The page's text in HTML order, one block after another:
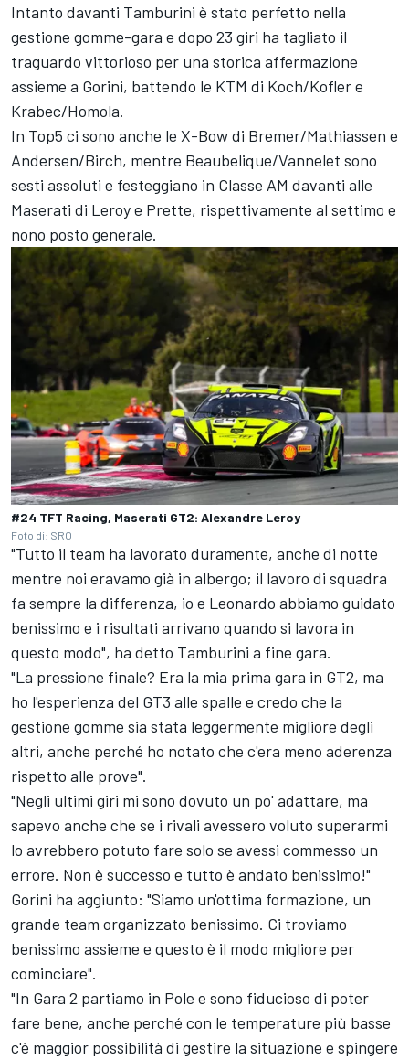
Intanto davanti Tamburini è stato perfetto nella
gestione gomme-gara e dopo 23 giri ha tagliato il
traguardo vittorioso per una storica affermazione
assieme a Gorini, battendo le KTM di Koch/Kofler e
Krabec/Homola.
In Top5 ci sono anche le X-Bow di Bremer/Mathiassen e
Andersen/Birch, mentre Beaubelique/Vannelet sono
sesti assoluti e festeggiano in Classe AM davanti alle
Maserati di Leroy e Prette, rispettivamente al settimo e
nono posto generale.
#24 TFT Racing, Maserati GT2: Alexandre Leroy
Foto di: SRO
"Tutto il team ha lavorato duramente, anche di notte
mentre noi eravamo già in albergo; il lavoro di squadra
fa sempre la differenza, io e Leonardo abbiamo guidato
benissimo e i risultati arrivano quando si lavora in
questo modo", ha detto Tamburini a fine gara.
"La pressione finale? Era la mia prima gara in GT2, ma
ho l'esperienza del GT3 alle spalle e credo che la
gestione gomme sia stata leggermente migliore degli
altri, anche perché ho notato che c'era meno aderenza
rispetto alle prove".
"Negli ultimi giri mi sono dovuto un po' adattare, ma
sapevo anche che se i rivali avessero voluto superarmi
lo avrebbero potuto fare solo se avessi commesso un
errore. Non è successo e tutto è andato benissimo!"
Gorini ha aggiunto: "Siamo un'ottima formazione, un
grande team organizzato benissimo. Ci troviamo
benissimo assieme e questo è il modo migliore per
cominciare".
"In Gara 2 partiamo in Pole e sono fiducioso di poter
fare bene, anche perché con le temperature più basse
c'è maggior possibilità di gestire la situazione e spingere